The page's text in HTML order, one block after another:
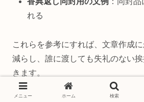
れる
これらを参考にすれば、文章作成
減らし、誰に渡しても失礼のない
きます。
メニュー ホーム 検索